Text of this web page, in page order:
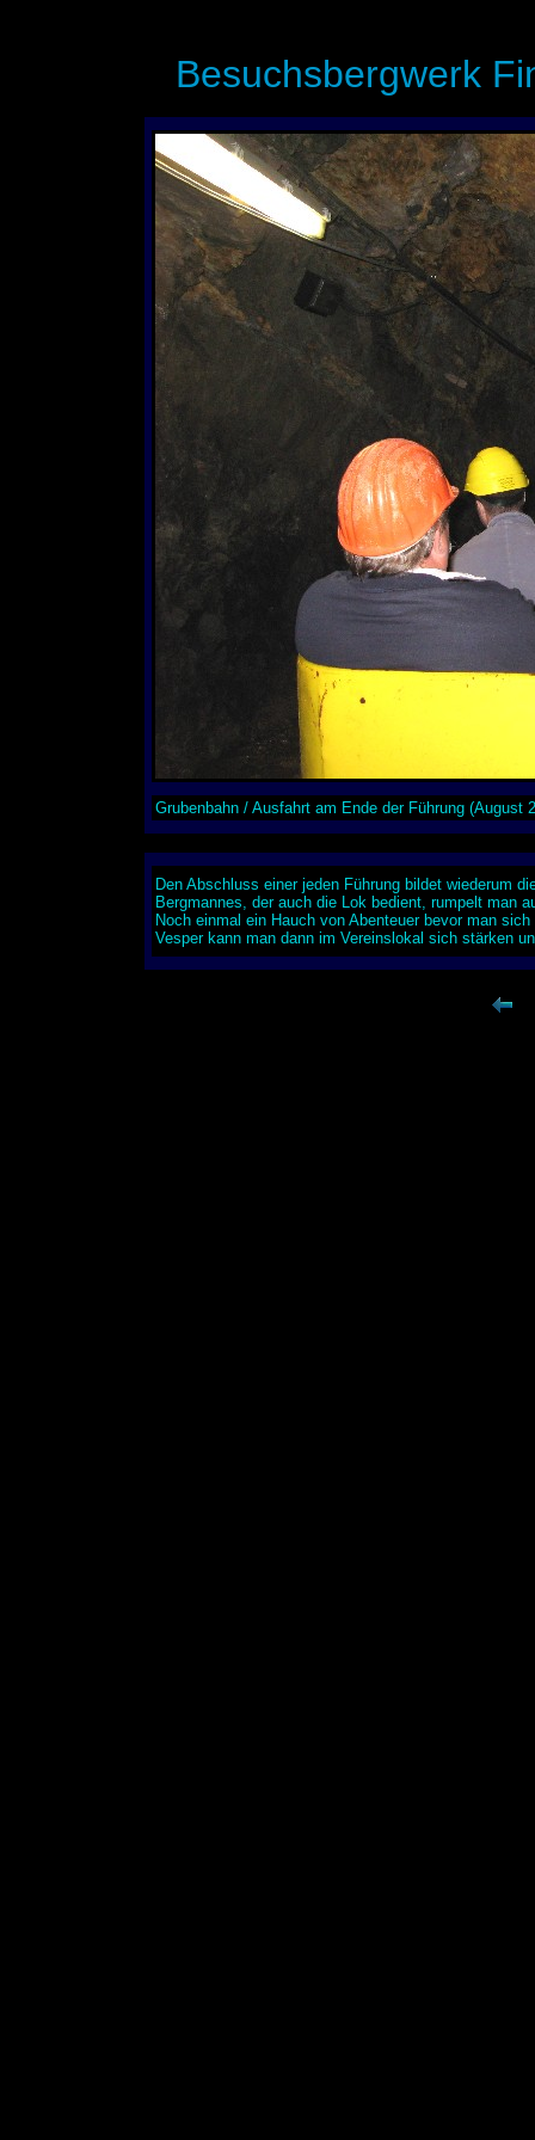
Besuchsbergwerk
Grubenbahn / Ausfahrt am Ende der Führung (August
Den Abschluss einer jeden Führung bildet wiederum
Bergmannes, der auch die Lok bedient, rumpelt man
Noch einmal ein Hauch von Abenteuer bevor man
Vesper kann man dann im Vereinslokal sich stärken